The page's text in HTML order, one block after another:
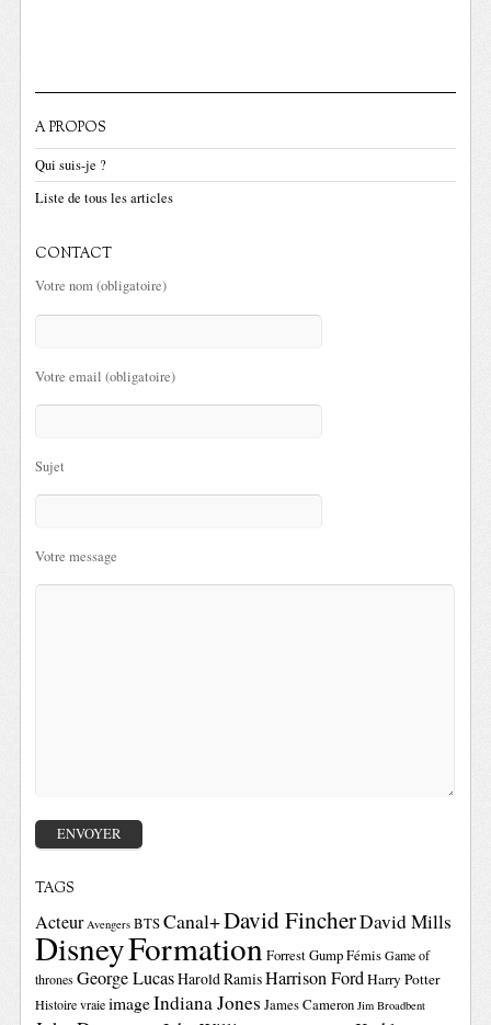
A PROPOS
Qui suis-je ?
Liste de tous les articles
CONTACT
Votre nom (obligatoire)
Votre email (obligatoire)
Sujet
Votre message
TAGS
Acteur Avengers BTSCanal+David FincherDavid Mills
DisneyFormationForrest GumpFémis Game of
thrones George LucasHarold RamisHarrison FordHarry Potter
Histoire vraie imageIndiana Jones James Cameron Jim Broadbent